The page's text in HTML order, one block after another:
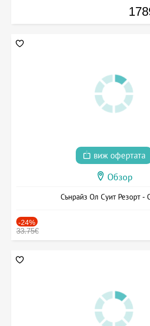
виж офертата
Обзор
Сънрайз Ол Суит Резорт -
-24%
33.75€